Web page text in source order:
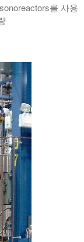
를 사용